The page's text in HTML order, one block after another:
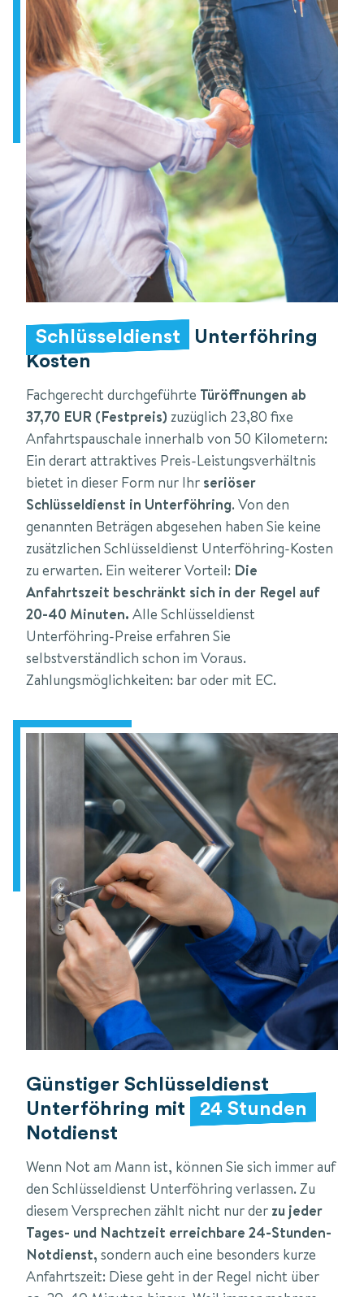
Schlüsseldienst
Unterföhring
Kosten
Fachgerecht durchgeführte Türöffnungen ab
37,70 EUR (Festpreis) zuzüglich 23,80 fixe
Anfahrtspauschale innerhalb von 50 Kilometern:
Ein derart attraktives Preis-Leistungsverhältnis
bietet in dieser Form nur Ihr seriöser
Schlüsseldienst in Unterföhring. Von den
genannten Beträgen abgesehen haben Sie keine
zusätzlichen Schlüsseldienst Unterföhring-Kosten
zu erwarten. Ein weiterer Vorteil: Die
Anfahrtszeit beschränkt sich in der Regel auf
20-40 Minuten. Alle Schlüsseldienst
Unterföhring-Preise erfahren Sie
selbstverständlich schon im Voraus.
Zahlungsmöglichkeiten: bar oder mit EC.
Günstiger Schlüsseldienst
Unterföhring mit
24 Stunden
Notdienst
Wenn Not am Mann ist, können Sie sich immer auf
den Schlüsseldienst Unterföhring verlassen. Zu
diesem Versprechen zählt nicht nur der zu jeder
Tages- und Nachtzeit erreichbare 24-Stunden-
Notdienst, sondern auch eine besonders kurze
Anfahrtszeit: Diese geht in der Regel nicht über